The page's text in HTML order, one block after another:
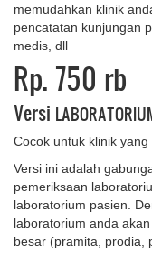
memudahkan klinik
pencatatan kunjungan
medis, dll
Rp. 750 rb
Versi
Cocok untuk klinik
Versi ini adalah
pemeriksaan
laboratorium pasien.
laboratorium anda
besar (pramita, prodia,